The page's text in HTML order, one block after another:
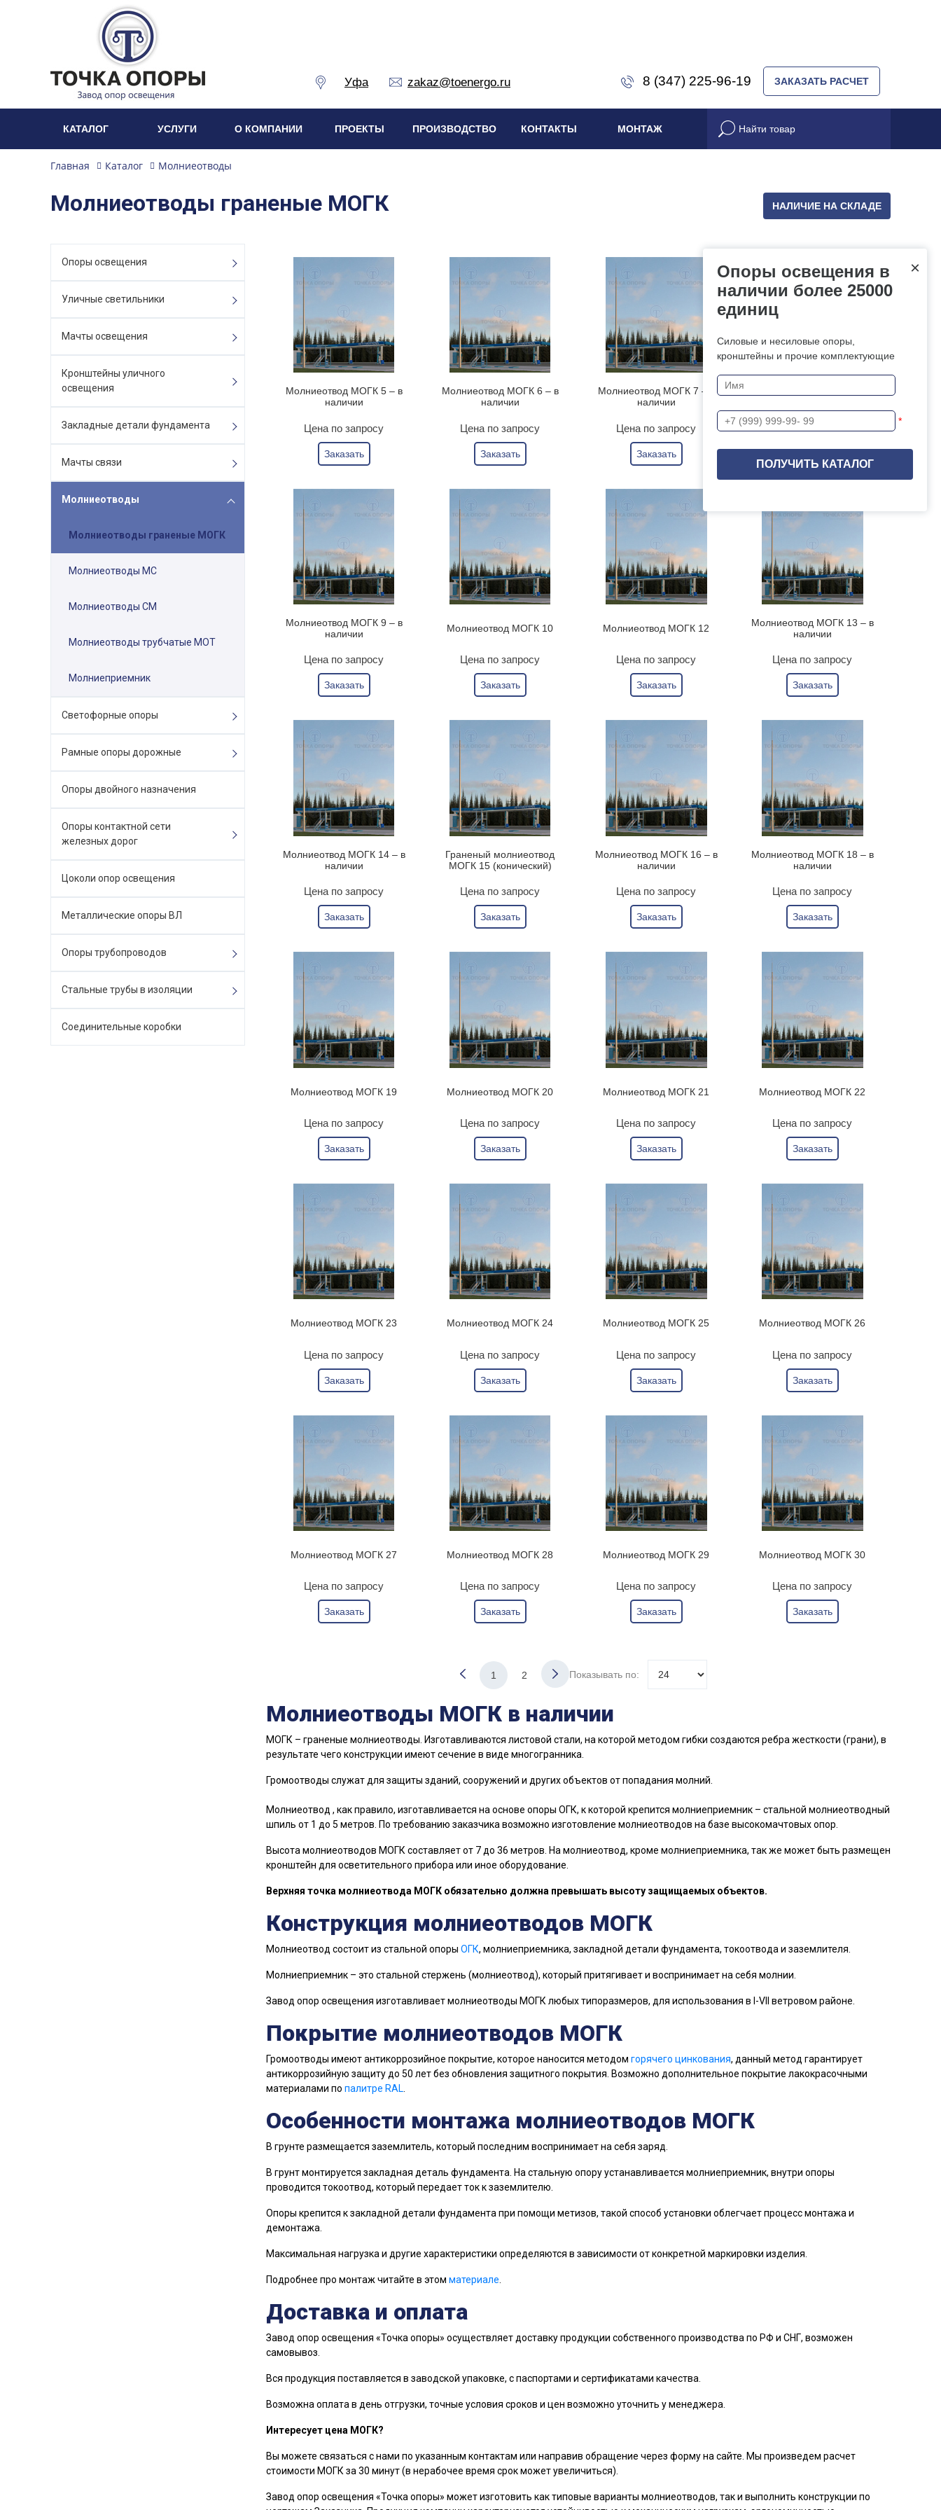
Уфа zakaz@toenergo.ru 8 (347) 225-96-19 ЗАКАЗАТЬ РАСЧЕТ
КАТАЛОГ УСЛУГИ О КОМПАНИИ ПРОЕКТЫ ПРОИЗВОДСТВО КОНТАКТЫ МОНТАЖ
Главная Каталог Молниеотводы
Молниеотводы граненые МОГК НАЛИЧИЕ НА СКЛАДЕ
Опоры освещения
Уличные светильники
Мачты освещения
Кронштейны уличного
освещения
Закладные детали фундамента
Мачты связи
Молниеотводы
Молниеотводы граненые МОГК
Молниеотводы МС
Молниеотводы СМ
Молниеотводы трубчатые МОТ
Молниеприемник
Светофорные опоры
Рамные опоры дорожные
Опоры двойного назначения
Опоры контактной сети
железных дорог
Цоколи опор освещения
Металлические опоры ВЛ
Опоры трубопроводов
Стальные трубы в изоляции
Соединительные коробки
Молниеотвод МОГК 5 – в
наличии
Цена по запросу
Заказать
Молниеотвод МОГК 6 – в
наличии
Цена по запросу
Заказать
Молниеотвод МОГК 7 – в
наличии
Цена по запросу
Заказать
Цена по запросу
Молниеотвод МОГК 9 – в
наличии
Цена по запросу
Заказать
Молниеотвод МОГК 10
Цена по запросу
Заказать
Молниеотвод МОГК 12
Цена по запросу
Заказать
Молниеотвод МОГК 13 – в
наличии
Цена по запросу
Заказать
Молниеотвод МОГК 14 – в
наличии
Цена по запросу
Заказать
Граненый молниеотвод
МОГК 15 (конический)
Цена по запросу
Заказать
Молниеотвод МОГК 16 – в
наличии
Цена по запросу
Заказать
Молниеотвод МОГК 18 – в
наличии
Цена по запросу
Заказать
Молниеотвод МОГК 19
Цена по запросу
Заказать
Молниеотвод МОГК 20
Цена по запросу
Заказать
Молниеотвод МОГК 21
Цена по запросу
Заказать
Молниеотвод МОГК 22
Цена по запросу
Заказать
Молниеотвод МОГК 23
Цена по запросу
Заказать
Молниеотвод МОГК 24
Цена по запросу
Заказать
Молниеотвод МОГК 25
Цена по запросу
Заказать
Молниеотвод МОГК 26
Цена по запросу
Заказать
Молниеотвод МОГК 27
Цена по запросу
Заказать
Молниеотвод МОГК 28
Цена по запросу
Заказать
Молниеотвод МОГК 29
Цена по запросу
Заказать
Молниеотвод МОГК 30
Цена по запросу
Заказать
1 2 Показывать по:
Молниеотводы МОГК в наличии
МОГК – граненые молниеотводы. Изготавливаются листовой стали, на которой методом гибки создаются ребра жесткости (грани), в
результате чего конструкции имеют сечение в виде многогранника.
Громоотводы служат для защиты зданий, сооружений и других объектов от попадания молний.
Молниеотвод , как правило, изготавливается на основе опоры ОГК, к которой крепится молниеприемник – стальной молниеотводный
шпиль от 1 до 5 метров. По требованию заказчика возможно изготовление молниеотводов на базе высокомачтовых опор.
Высота молниеотводов МОГК составляет от 7 до 36 метров. На молниеотвод, кроме молниеприемника, так же может быть размещен
кронштейн для осветительного прибора или иное оборудование.
Верхняя точка молниеотвода МОГК обязательно должна превышать высоту защищаемых объектов.
Конструкция молниеотводов МОГК
Молниеотвод состоит из стальной опоры ОГК, молниеприемника, закладной детали фундамента, токоотвода и заземлителя.
Молниеприемник – это стальной стержень (молниеотвод), который притягивает и воспринимает на себя молнии.
Завод опор освещения изготавливает молниеотводы МОГК любых типоразмеров, для использования в I-VII ветровом районе.
Покрытие молниеотводов МОГК
Громоотводы имеют антикоррозийное покрытие, которое наносится методом горячего цинкования, данный метод гарантирует
антикоррозийную защиту до 50 лет без обновления защитного покрытия. Возможно дополнительное покрытие лакокрасочными
материалами по палитре RAL.
Особенности монтажа молниеотводов МОГК
В грунте размещается заземлитель, который последним воспринимает на себя заряд.
В грунт монтируется закладная деталь фундамента. На стальную опору устанавливается молниеприемник, внутри опоры
проводится токоотвод, который передает ток к заземлителю.
Опоры крепится к закладной детали фундамента при помощи метизов, такой способ установки облегчает процесс монтажа и
демонтажа.
Максимальная нагрузка и другие характеристики определяются в зависимости от конкретной маркировки изделия.
Подробнее про монтаж читайте в этом материале.
Доставка и оплата
Завод опор освещения «Точка опоры» осуществляет доставку продукции собственного производства по РФ и СНГ, возможен
самовывоз.
Вся продукция поставляется в заводской упаковке, с паспортами и сертификатами качества.
Возможна оплата в день отгрузки, точные условия сроков и цен возможно уточнить у менеджера.
Интересует цена МОГК?
Вы можете связаться с нами по указанным контактам или направив обращение через форму на сайте. Мы произведем расчет
стоимости МОГК за 30 минут (в нерабочее время срок может увеличиться).
Завод опор освещения «Точка опоры» может изготовить как типовые варианты молниеотводов, так и выполнить конструкции по
×
Опоры освещения в
наличии более 25000
единиц
Силовые и несиловые опоры,
кронштейны и прочие комплектующие
*